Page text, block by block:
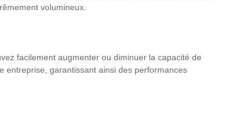
volumineux.
facilement augmenter ou diminuer la capacité de
entreprise, garantissant ainsi des performances